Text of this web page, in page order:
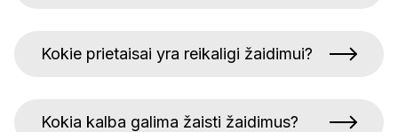
Kokie prietaisai yra reikaligi žaidimui?
Kokia kalba galima žaisti žaidimus?